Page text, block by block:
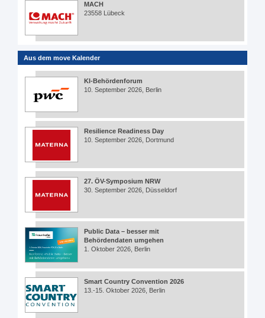
MACH
23558 Lübeck
Aus dem move Kalender
KI-Behördenforum
10. September 2026, Berlin
Resilience Readiness Day
10. September 2026, Dortmund
27. ÖV-Symposium NRW
30. September 2026, Düsseldorf
Public Data – besser mit
Behördendaten umgehen
1. Oktober 2026, Berlin
Smart Country Convention 2026
13.-15. Oktober 2026, Berlin